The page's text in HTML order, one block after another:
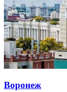
Воронеж